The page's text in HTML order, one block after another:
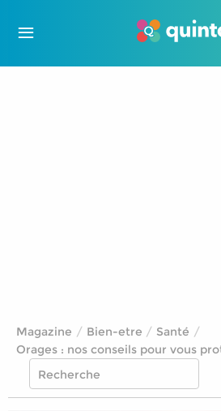
Magazine Bien-etre
Santé
Orages : nos conseils pour vous